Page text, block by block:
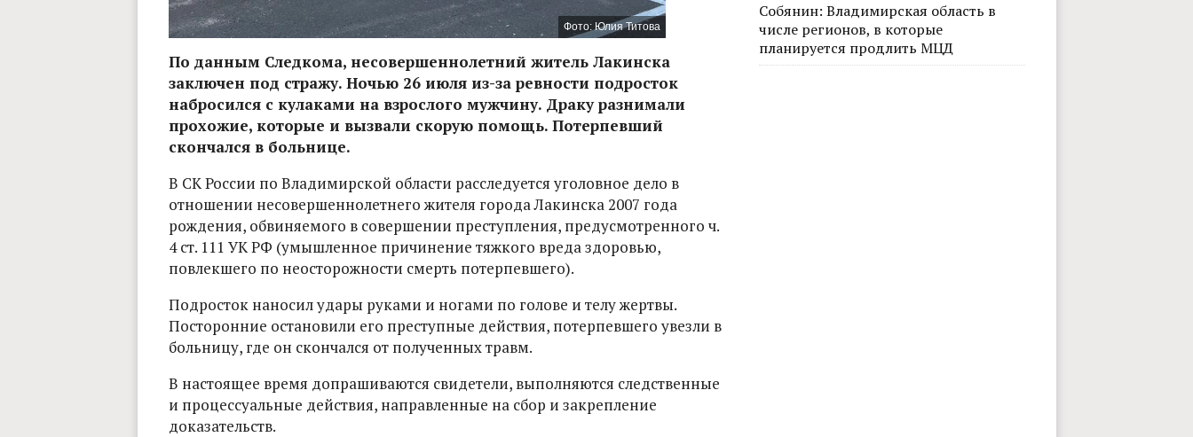
Фото: Юлия Титова
По данным Следкома, несовершеннолетний житель Лакинска
заключен под стражу. Ночью 26 июля из-за ревности подросток
набросился с кулаками на взрослого мужчину. Драку разнимали
прохожие, которые и вызвали скорую помощь. Потерпевший
скончался в больнице.
В СК России по Владимирской области расследуется уголовное дело в
отношении несовершеннолетнего жителя города Лакинска 2007 года
рождения, обвиняемого в совершении преступления, предусмотренного ч.
4 ст. 111 УК РФ (умышленное причинение тяжкого вреда здоровью,
повлекшего по неосторожности смерть потерпевшего).
Подросток наносил удары руками и ногами по голове и телу жертвы.
Посторонние остановили его преступные действия, потерпевшего увезли в
больницу, где он скончался от полученных травм.
В настоящее время допрашиваются свидетели, выполняются следственные
и процессуальные действия, направленные на сбор и закрепление
доказательств.
Собянин: Владимирская область в
числе регионов, в которые
планируется продлить МЦД